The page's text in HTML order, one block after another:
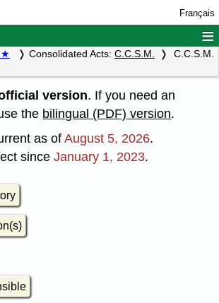
Français
≡
★ Consolidated Acts: C.C.S.M.
C.C.S.M.
version. If you need an
the bilingual (PDF) version.
as of August 5, 2026.
since January 1, 2023.